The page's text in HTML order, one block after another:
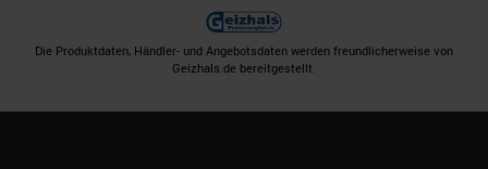
Die Produktdaten, Händler- und Angebotsdaten werden freundlicherweise von
Geizhals.de bereitgestellt.